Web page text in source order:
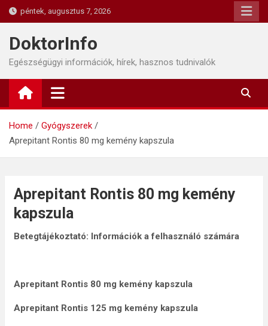
Skip
to
content
péntek, augusztus 7, 2026
DoktorInfo
Egészségügyi információk, hírek, hasznos tudnivalók
Home
Gyógyszerek
Aprepitant Rontis 80 mg kemény kapszula
Aprepitant Rontis 80 mg kemény
kapszula
Betegtájékoztató: Információk a felhasználó számára
Aprepitant Rontis 80 mg kemény kapszula
Aprepitant Rontis 125 mg kemény kapszula